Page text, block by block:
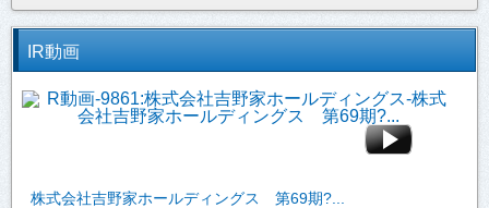
IR動画
株式会社吉野家ホールディングス 第69期?...